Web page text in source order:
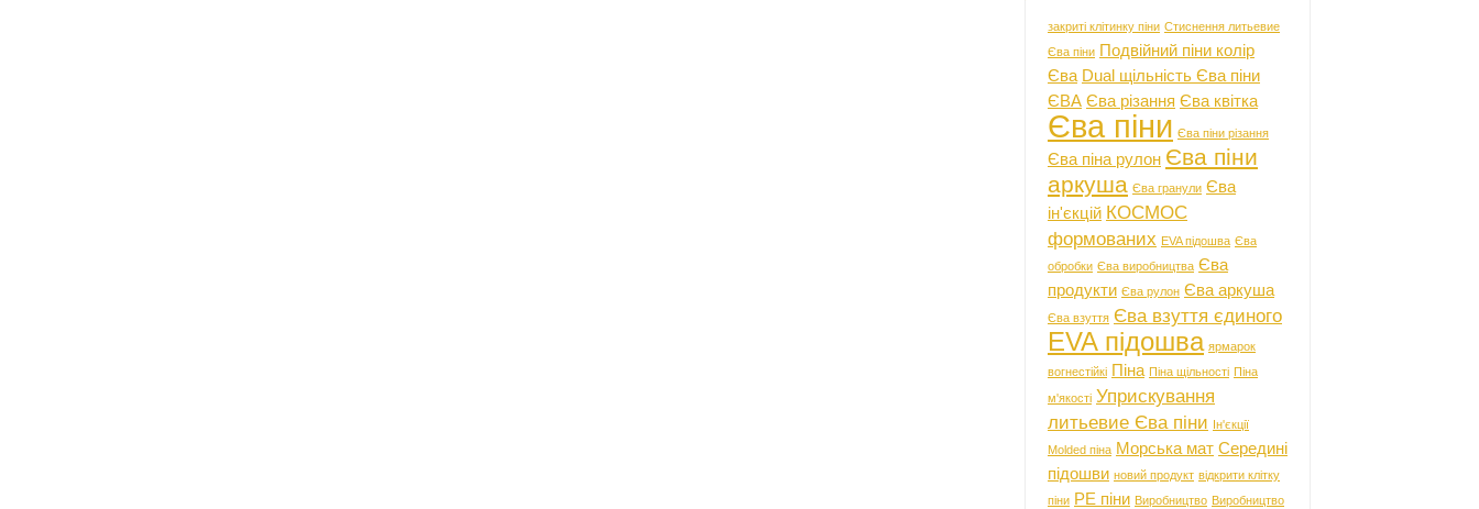
закриті клітинку піни Стиснення литьевие
Єва піни Подвійний піни колір
Єва Dual щільність Єва піни
ЄВА Єва різання Єва квітка
Єва піни Єва піни різання
Єва піна рулон Єва піни
аркуша Єва гранули Єва
ін'єкцій КОСМОС
формованих EVA підошва Єва
обробки Єва виробництва Єва
продукти Єва рулон Єва аркуша
Єва взуття Єва взуття єдиного
EVA підошва ярмарок
вогнестійкі Піна Піна щільності Піна
м'якості Уприскування
литьевие Єва піни Ін'єкції
Molded піна Морська мат Середині
підошви новий продукт відкрити клітку
піни PE піни Виробництво Виробництво